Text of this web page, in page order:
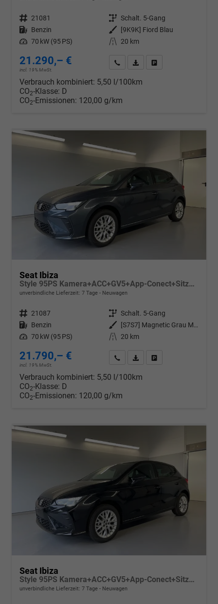
Fahrzeugnr. 21081 Getriebe Schalt. 5-Gang
Kraftstoff Benzin Außenfarbe
[9K9K] Fiord Blau
Leistung 70 kW (95 PS) Kilometerstand 20 km
21.290,– €
incl. 19% MwSt.
Wir rufen Sie anPDF-Datei, Fahrzeugexposé
Verbrauch kombiniert: 5,50 l/100km
CO2-Klasse: D
CO2-Emissionen: 120,00 g/km
Seat Ibiza
Style 95PS Kamera+ACC+GV5+App-Conect+Sitzheizung+ParkPilot hinten
unverbindliche Lieferzeit: 7 Tage Neuwagen
Fahrzeugnr. 21087 Getriebe Schalt. 5-Gang
Kraftstoff Benzin Außenfarbe
[S7S7] Magnetic Grau Metallic
Leistung 70 kW (95 PS) Kilometerstand 20 km
21.790,– €
incl. 19% MwSt.
Wir rufen Sie anPDF-Datei, Fahrzeugexposé
Verbrauch kombiniert: 5,50 l/100km
CO2-Klasse: D
CO2-Emissionen: 120,00 g/km
Seat Ibiza
Style 95PS Kamera+ACC+GV5+App-Conect+Sitzheizung+ParkPilot hinten
unverbindliche Lieferzeit: 7 Tage Neuwagen